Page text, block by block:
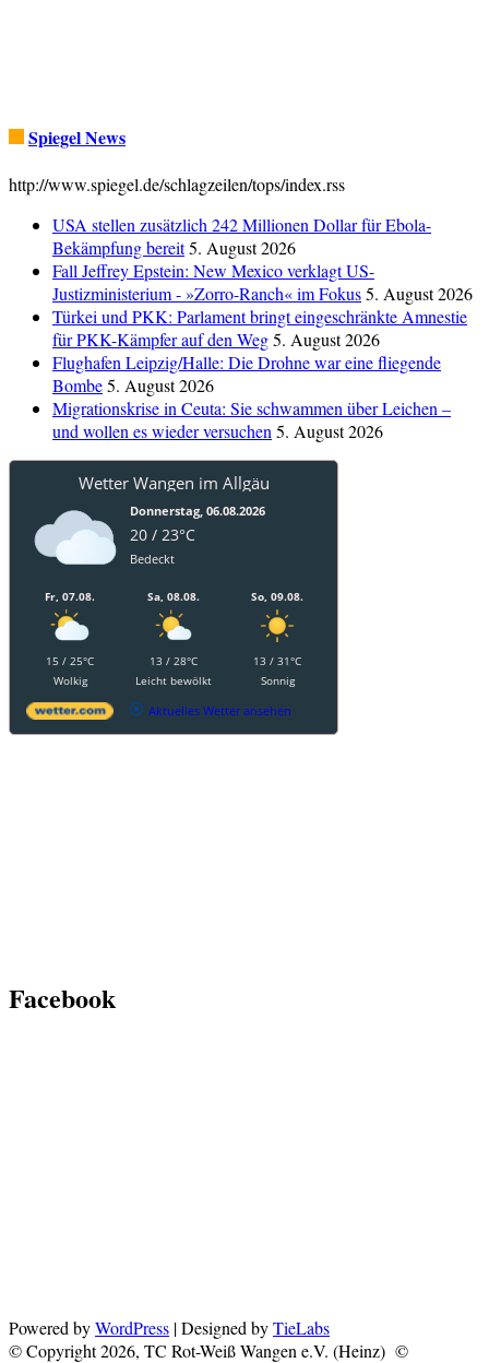
Spiegel News
http://www.spiegel.de/schlagzeilen/tops/index.rss
USA stellen zusätzlich 242 Millionen Dollar für Ebola-
Bekämpfung bereit5. August 2026
Fall Jeffrey Epstein: New Mexico verklagt US-
Justizministerium - »Zorro-Ranch« im Fokus5. August 2026
Türkei und PKK: Parlament bringt eingeschränkte Amnestie
für PKK-Kämpfer auf den Weg5. August 2026
Flughafen Leipzig/Halle: Die Drohne war eine fliegende
Bombe5. August 2026
Migrationskrise in Ceuta: Sie schwammen über Leichen –
und wollen es wieder versuchen 5. August 2026
Wetter Wangen im Allgäu
Donnerstag, 06.08.2026
20 / 23°C
Bedeckt
Fr, 07.08.
15 / 25°C
Wolkig
Sa, 08.08.
13 / 28°C
Leicht bewölkt
So, 09.08.
13 / 31°C
Sonnig
Aktuelles Wetter ansehen
Facebook
Powered byWordPress | Designed byTieLabs
© Copyright 2026, TC Rot-Weiß Wangen e.V. (Heinz) ©